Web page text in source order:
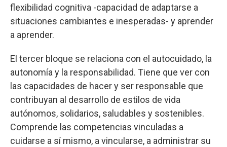
flexibilidad cognitiva -capacidad de adaptarse a
situaciones cambiantes e inesperadas- y aprender
a aprender.
El tercer bloque se relaciona con el autocuidado, la
autonomía y la responsabilidad. Tiene que ver con
las capacidades de hacer y ser responsable que
contribuyan al desarrollo de estilos de vida
autónomos, solidarios, saludables y sostenibles.
Comprende las competencias vinculadas a
cuidarse a sí mismo, a vincularse, a administrar su